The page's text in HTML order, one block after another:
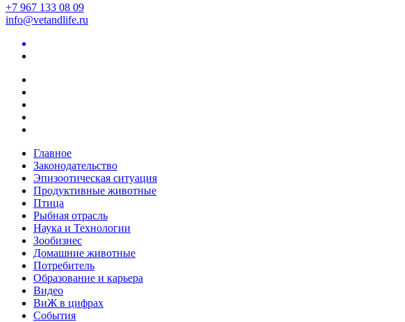
+7 967 133 08 09
info@vetandlife.ru
Главное
Законодательство
Эпизоотическая ситуация
Продуктивные животные
Птица
Рыбная отрасль
Наука и Технологии
Зообизнес
Домашние животные
Потребитель
Образование и карьера
Видео
ВиЖ в цифрах
События